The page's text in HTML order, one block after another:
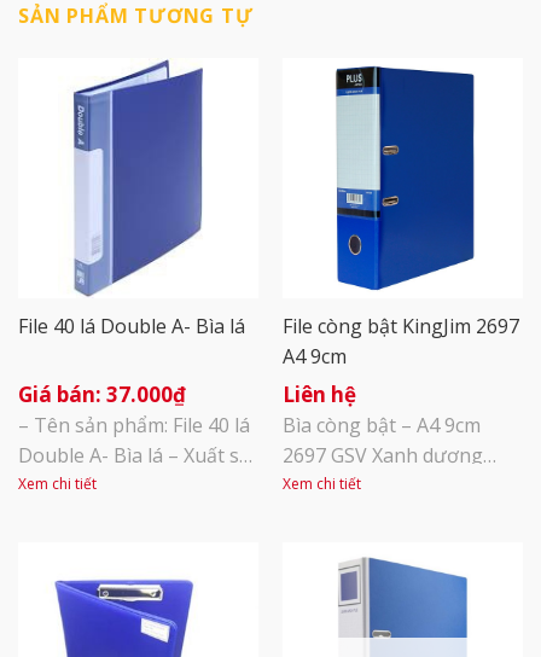
SẢN PHẨM TƯƠNG TỰ
File 40 lá Double A- Bìa lá
37.000₫
– Tên sản phẩm: File 40 lá
Double A- Bìa lá – Xuất sứ:
Thái Lan – Kích thước:
Các lá có độ cao, dày dặn,
lá dễ tách miệng để lưu tài
liệu với độ dày 40mm. Có
Xem chi tiết
File còng bật KingJim 2697
A4 9cm
Liên hệ
Bìa còng bật – A4 9cm
2697 GSV Xanh dương
Kích thước A4 thông dụng
liệu hiện nay, từ khổ giấy
F4, A4, đến khổ nhỏ hơn
A5. Độ dày gáy 50mm cho
Xem chi tiết